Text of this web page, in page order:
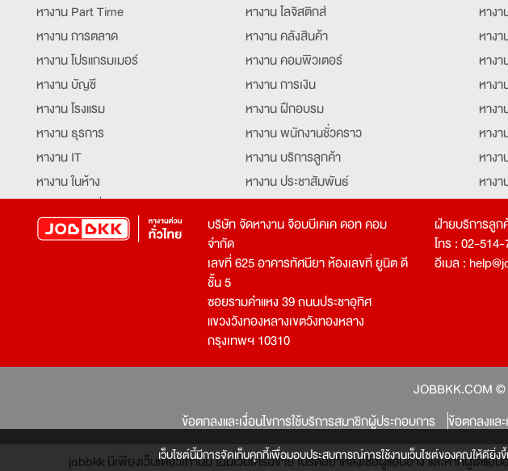
เว็บไซต์นี้มีการจัดเก็บคุกกี้เพื่อมอบประสบการณ์การใช้งานเว็บไซต์ของคุณให้ดียิ่
หางาน Part Time
หางาน การตลาด
หางาน โปรแกรมเมอร์
หางาน บัญชี
หางาน โรงแรม
หางาน ธุรการ
หางาน IT
หางาน ในห้าง
หางาน ท่องเที่ยว
หางาน จัดซื้อ
หางาน เจ้าหน้าที่รักษาความปลอดภัย
โปรแกรมเมอร์
หางาน โลจิสติกส์
หางาน คลังสินค้า
หางาน คอมพิวเตอร์
หางาน การเงิน
หางาน ฝึกอบรม
หางาน พนักงานชั่วคราว
หางาน บริการลูกค้า
หางาน ประชาสัมพันธ์
หางาน รับโทรศัพท์
หางาน ประสานงาน
หางาน จองตั๋ว
หางาน กุ๊ก
หางาน นักศึกษาฝึกงาน
หางาน Mobile Application
Developer
บริการสรรหาพนักงาน
บริษัทจัดหางาน
หาง
หาง
หาง
หาง
หาง
หาง
หาง
หางา
หางา
บริษัท จัดหางาน จ๊อบบีเคเค ดอท คอม
จำกัด
เลขที่ 625 อาคารทัศนียา ห้องเลขที่ ยูนิต ดี
ชั้น 5
ซอยรามคำแหง 39 ถนนประชาอุทิศ
แขวงวังทองหลางเขตวังทองหลาง
กรุงเทพฯ 10310
ฝ่ายบริการลูก
โทร : 02-
อีเมล :
JOBBKK.COM
ข้อตกลงและเงื่อนไขการใช้บริการสมาชิกผู้ประกอบการ
ข้อตกลงแล
jobbkk มีเพียงเว็บเดียวเท่านั้น ไม่มีเว็บเครือข่าย โปรดอย่าหลงเชื่อผู้แอบอ้าง และหากผู้ใ